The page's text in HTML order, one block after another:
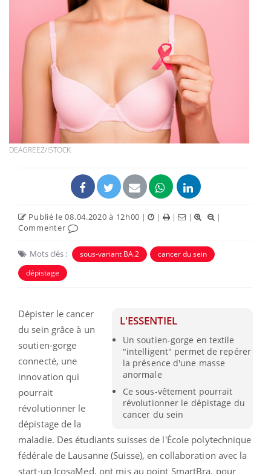
DEAGREEZ/ISTOCK
Publié le 08.04.2020 à 12h00 | | | |
|
Commenter
Mots clés : sous-variant BA.2
cancer du sein
dépistage
L'ESSENTIEL
Un soutien-gorge en textile
"intelligent" permet de repérer
la présence d'une masse
anormale
Ce sous-vêtement pourrait
révolutionner le dépistage du
cancer du sein
Dépister le cancer
du sein grâce à un
soutien-gorge
connecté, une
innovation qui
pourrait
révolutionner le
dépistage de la
maladie. Des étudiants suisses de l'École polytechnique
fédérale de Lausanne (Suisse), en collaboration avec la
start-up IcosaMed, ont mis au point SmartBra, pour